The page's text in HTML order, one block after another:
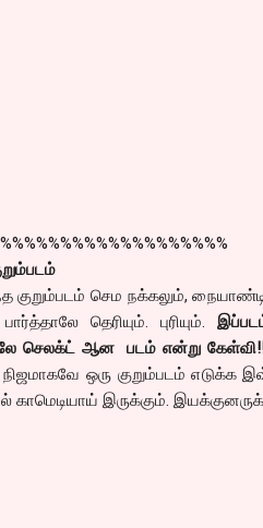
செம நக்கலும்,
தெரியும். புரியும்.
செலக்ட் ஆன படம் என்று
நிஜமாகவே ஒரு குறும்படம்
காமெடியாய் இருக்கும்.